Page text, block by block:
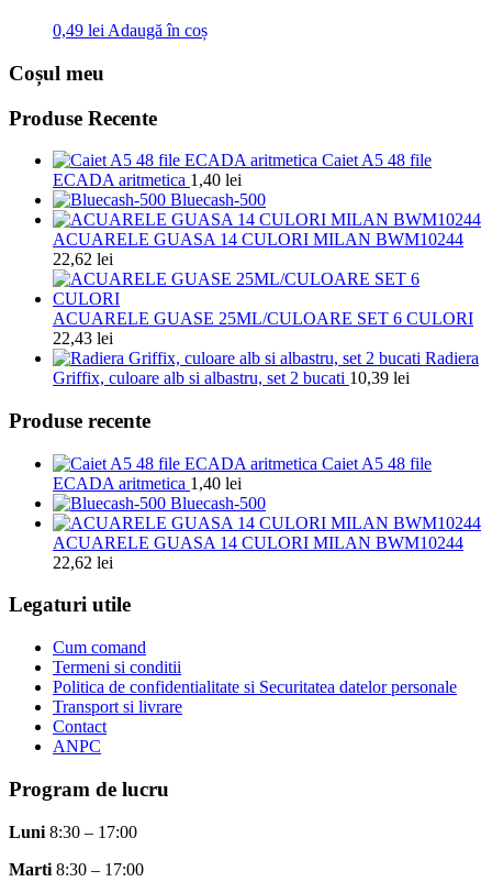
0,49 lei Adaugă în coș
Coșul meu
Produse Recente
Caiet A5 48 file
ECADA aritmetica 1,40 lei
Bluecash-500
ACUARELE GUASA 14 CULORI MILAN BWM10244
22,62 lei
ACUARELE GUASE 25ML/CULOARE SET 6 CULORI
22,43 lei
Radiera
Griffix, culoare alb si albastru, set 2 bucati 10,39 lei
Produse recente
Caiet A5 48 file
ECADA aritmetica 1,40 lei
Bluecash-500
ACUARELE GUASA 14 CULORI MILAN BWM10244
22,62 lei
Legaturi utile
Cum comand
Termeni si conditii
Politica de confidentialitate si Securitatea datelor personale
Transport si livrare
Contact
ANPC
Program de lucru
Luni 8:30 – 17:00
Marti 8:30 – 17:00